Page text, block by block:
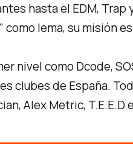
hasta el EDM,
lema, su misión
como Dcode,
clubes de España.
Alex Metric, T.E.E.D